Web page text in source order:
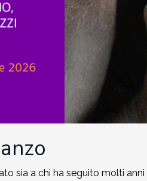
sia a chi ha seguito molti